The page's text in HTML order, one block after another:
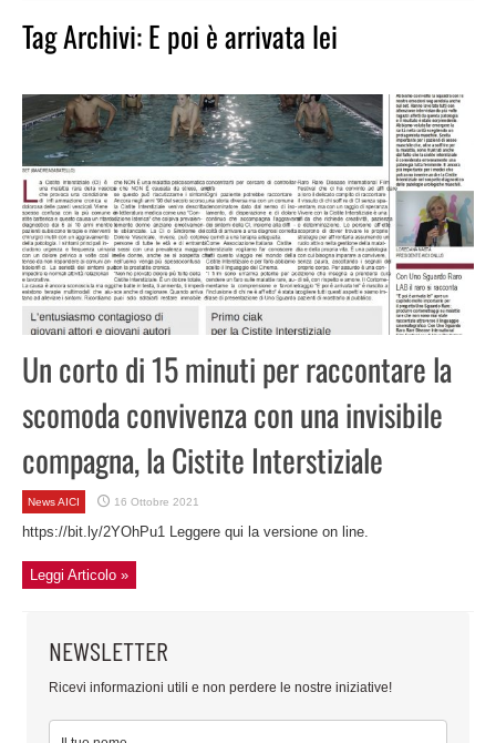
Tag Archivi:E poi è arrivata lei
Un corto di 15 minuti per raccontare la
scomoda convivenza con una invisibile
compagna, la Cistite Interstiziale
News AICI 16 Ottobre 2021
https://bit.ly/2YOhPu1 Leggere qui la versione on line.
Leggi Articolo »
NEWSLETTER
Ricevi informazioni utili e non perdere le nostre iniziative!